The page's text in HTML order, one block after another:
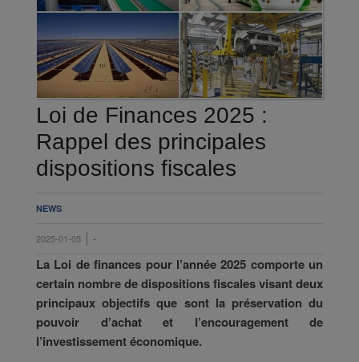
Loi de Finances 2025 :
Rappel des principales
dispositions fiscales
NEWS
2025-01-05 -
La Loi de finances pour l’année 2025 comporte un
certain nombre de dispositions fiscales visant deux
principaux objectifs que sont la préservation du
pouvoir d’achat et l’encouragement de
l’investissement économique.